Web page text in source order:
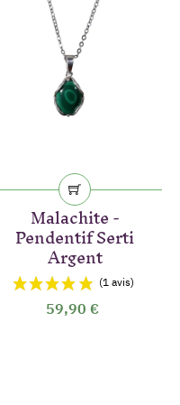
(6 avis)Malachite -
Pendentif Serti
Argent
59,90 €